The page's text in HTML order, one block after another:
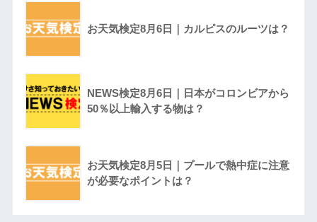
お天気検定8月6日｜カルピスのルーツは？
NEWS検定8月6日｜日本がコロンビアから
50％以上輸入する物は？
お天気検定8月5日｜プールで熱中症に注意
が必要なポイントは？